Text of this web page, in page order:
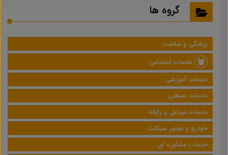
گروه ها
پزشکی و سلامت
خدمات اجتماعی
خدمات آموزشی
خدمات صنعتی
خدمات موبایل و رایانه
خودرو و موتور سیکلت
خدمات مشاوره ای